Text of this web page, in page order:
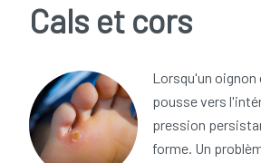
Cals et cors
Lorsqu'un
pousse vers
pression
forme. Un